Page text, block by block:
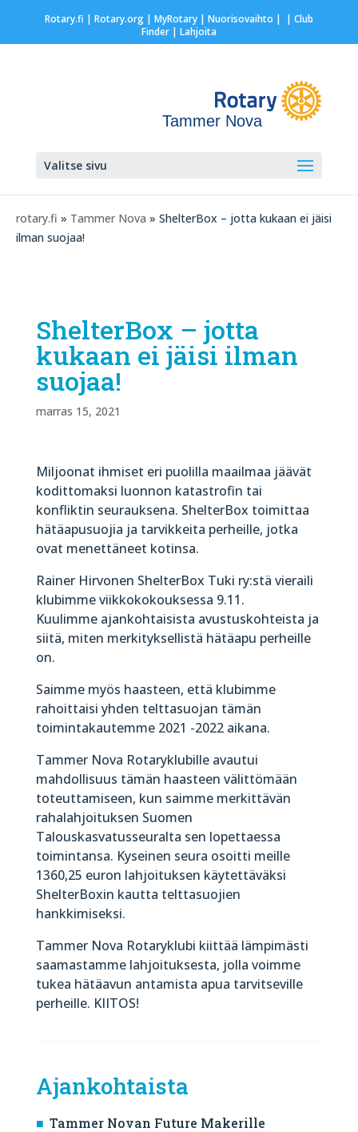
Rotary.fi | Rotary.org| MyRotary | Nuorisovaihto | | Club
Finder| Lahjoita
Tammer Nova
Valitse sivu
rotary.fi » Tammer Nova » ShelterBox – jotta kukaan ei jäisi
ilman suojaa!
ShelterBox – jotta
kukaan ei jäisi ilman
suojaa!
marras 15, 2021
Miljoonat ihmiset eri puolilla maailmaa jäävät
kodittomaksi luonnon katastrofin tai
konfliktin seurauksena. ShelterBox toimittaa
hätäapusuojia ja tarvikkeita perheille, jotka
ovat menettäneet kotinsa.
Rainer Hirvonen ShelterBox Tuki ry:stä vieraili
klubimme viikkokokouksessa 9.11.
Kuulimme ajankohtaisista avustuskohteista ja
siitä, miten merkityksellistä hätäapu perheille
on.
Saimme myös haasteen, että klubimme
rahoittaisi yhden telttasuojan tämän
toimintakautemme 2021 -2022 aikana.
Tammer Nova Rotaryklubille avautui
mahdollisuus tämän haasteen välittömään
toteuttamiseen, kun saimme merkittävän
rahalahjoituksen Suomen
Talouskasvatusseuralta sen lopettaessa
toimintansa. Kyseinen seura osoitti meille
1360,25 euron lahjoituksen käytettäväksi
ShelterBoxin kautta telttasuojien
hankkimiseksi.
Tammer Nova Rotaryklubi kiittää lämpimästi
saamastamme lahjoituksesta, jolla voimme
tukea hätäavun antamista apua tarvitseville
perheille. KIITOS!
Ajankohtaista
Tammer Novan Future Makerille